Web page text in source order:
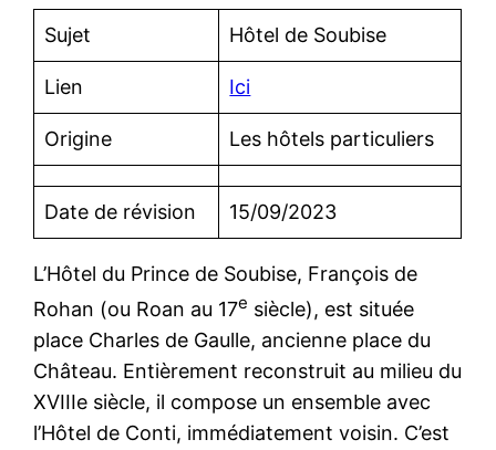
Sujet Hôtel de Soubise
Lien Ici
Origine Les hôtels particuliers
Date de révision 15/09/2023
L’Hôtel du Prince de Soubise, François de
Rohan (ou Roan au 17e siècle), est située
place Charles de Gaulle, ancienne place du
Château. Entièrement reconstruit au milieu du
XVIIIe siècle, il compose un ensemble avec
l’Hôtel de Conti, immédiatement voisin. C’est